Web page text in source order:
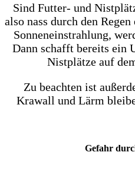
Sind Futter- und
also nass durch den
Sonneneinstrahlung,
Dann schafft bereits ein
Nistplätze auf
Zu beachten ist
Krawall und Lärm
Gefahr